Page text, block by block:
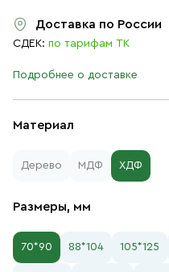
Материал
Дерево МДФ ХДФ
Размеры, мм
70*90 88*104 105*125
Доставка по России
СДЕК: по тарифам ТК
Подробнее о доставке